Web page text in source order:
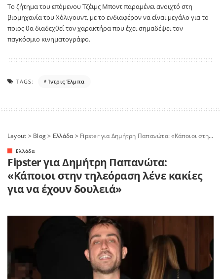
Το ζήτημα του επόμενου Τζέιμς Μποντ παραμένει ανοιχτό στη
βιομηχανία του Χόλιγουντ, με το ενδιαφέρον να είναι μεγάλο για το
ποιος θα διαδεχθεί τον χαρακτήρα που έχει σημαδέψει τον
παγκόσμιο κινηματογράφο.
TAGS: Ίντρις Έλμπα
Layout > Blog> Ελλάδα> Fipster για Δημήτρη Παπανώτα: «Κάποιοι στην τηλεόραση λένε κακίες για να έχουν δουλειά»
Ελλάδα
Fipster για Δημήτρη Παπανώτα:
«Κάποιοι στην τηλεόραση λένε κακίες
για να έχουν δουλειά»